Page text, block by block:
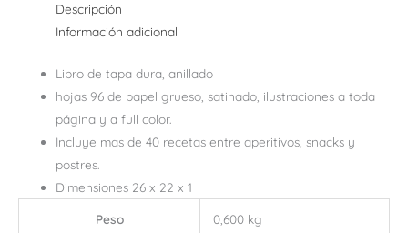
Descripción
Información adicional
Libro de tapa dura, anillado
hojas 96 de papel grueso, satinado, ilustraciones a toda
página y a full color.
Incluye mas de 40 recetas entre aperitivos, snacks y
postres.
Dimensiones 26 x 22 x 1
Peso 0,600 kg